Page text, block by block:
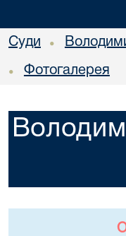
Суди •
• Фотогалерея